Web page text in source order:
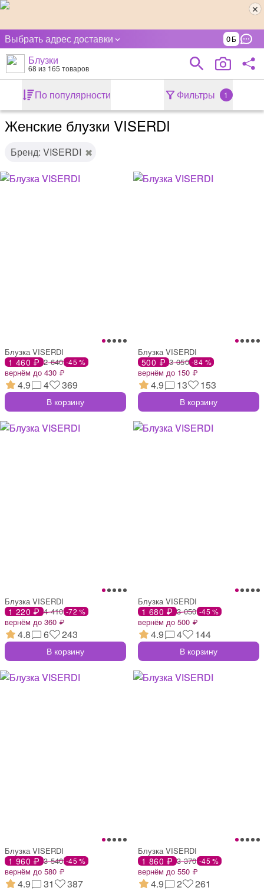
Выбрать адрес доставки 0
Блузки
68 из 165 товаров
По популярности Фильтры 1
Женские блузки VISERDI
Бренд: VISERDI
Блузка VISERDI
1 460 ₽ 2 640 -45 %
вернём до 430 ₽
4.9 4 369
В корзину
Блузка VISERDI
500 ₽ 3 050 -84 %
вернём до 150 ₽
4.9 13 153
В корзину
Блузка VISERDI
1 220 ₽ 4 410 -72 %
вернём до 360 ₽
4.8 6 243
В корзину
Блузка VISERDI
1 680 ₽ 3 050 -45 %
вернём до 500 ₽
4.9 4 144
В корзину
Блузка VISERDI
1 960 ₽ 3 540 -45 %
вернём до 580 ₽
4.9 31 387
Блузка VISERDI
1 860 ₽ 3 370 -45 %
вернём до 550 ₽
4.9 2 261